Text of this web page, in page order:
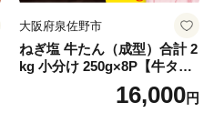
大阪府泉佐野市
ねぎ塩 牛たん（成型）合計 2
kg 小分け 250g×8P【牛タン
牛肉 焼肉用 薄切り 訳あり サ
16,000円